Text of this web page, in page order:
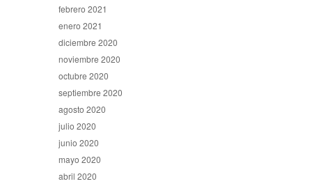
febrero 2021
enero 2021
diciembre 2020
noviembre 2020
octubre 2020
septiembre 2020
agosto 2020
julio 2020
junio 2020
mayo 2020
abril 2020